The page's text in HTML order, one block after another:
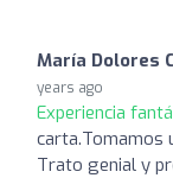
María Dolores
years ago
Experiencia
carta.Tomamos
Trato genial y